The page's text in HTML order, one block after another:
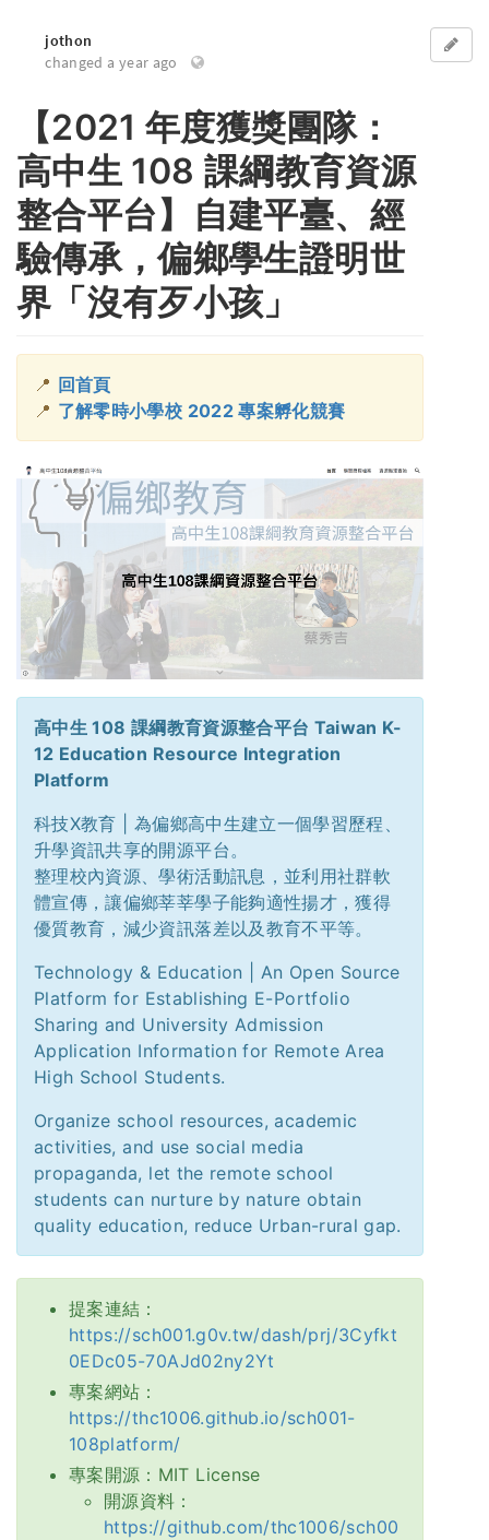
jothon
changed a year ago
【2021 年度獲獎團隊：
高中生 108 課綱教育資源
整合平台】自建平臺、經
驗傳承，偏鄉學生證明世
界「沒有歹小孩」
📍 回首頁
📍 了解零時小學校 2022 專案孵化競賽
高中生 108 課綱教育資源整合平台 Taiwan K-
12 Education Resource Integration
Platform
科技X教育 | 為偏鄉高中生建立一個學習歷程、
升學資訊共享的開源平台。
整理校內資源、學術活動訊息，並利用社群軟
體宣傳，讓偏鄉莘莘學子能夠適性揚才，獲得
優質教育，減少資訊落差以及教育不平等。
Technology & Education | An Open Source
Platform for Establishing E-Portfolio
Sharing and University Admission
Application Information for Remote Area
High School Students.
Organize school resources, academic
activities, and use social media
propaganda, let the remote school
students can nurture by nature obtain
quality education, reduce Urban-rural gap.
提案連結：
https://sch001.g0v.tw/dash/prj/3Cyfkt
0EDc05-70AJd02ny2Yt
專案網站：
https://thc1006.github.io/sch001-
108platform/
專案開源：MIT License
開源資料：
https://github.com/thc1006/sch00